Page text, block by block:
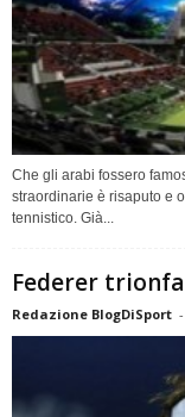
Che gli arabi fossero
straordinarie è risaputo e
tennistico. Già...
Federer
Redazione BlogDiSport -